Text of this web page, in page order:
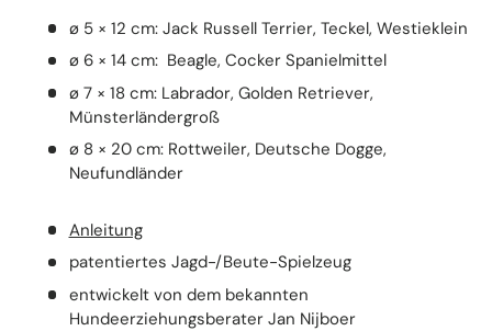
ø 5 × 12 cm: Jack Russell Terrier, Teckel, Westieklein
ø 6 × 14 cm: Beagle, Cocker Spanielmittel
ø 7 × 18 cm: Labrador, Golden Retriever,
Münsterländergroß
ø 8 × 20 cm: Rottweiler, Deutsche Dogge,
Neufundländer
Anleitung
patentiertes Jagd-/Beute-Spielzeug
entwickelt von dem bekannten
Hundeerziehungsberater Jan Nijboer